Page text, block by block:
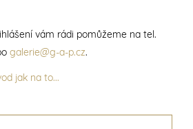
vám rádi pomůžeme na tel.
galerie@g-a-p.cz.
jak na to...